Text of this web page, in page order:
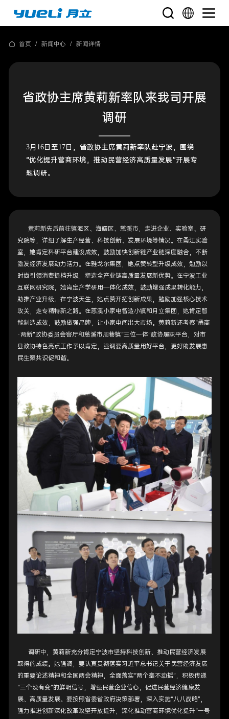
首页 / 新闻中心 / 新闻详情
省政协主席黄莉新率队来我司开展
调研
3月16日至17日，省政协主席黄莉新率队赴宁波，围绕
“优化提升营商环境，推动民营经济高质量发展”开展专
题调研。
黄莉新先后前往镇海区、海曙区、慈溪市，走进企业、实验室、研
究院等，详细了解生产经营、科技创新、发展环境等情况。在甬江实验
室，她肯定科研平台建设成效，鼓励加快创新链产业链深度融合，不断
激发经济发展动力活力。在雅戈尔集团，她点赞转型升级成效，勉励以
时尚引领消费提档升级，塑造全产业链高质量发展新优势。在宁波工业
互联网研究院，她肯定产学研用一体化成效，鼓励增强成果转化能力，
助推产业升级。在宁波天生，她点赞开拓创新成果，勉励加强核心技术
攻关，走专精特新之路。在慈溪小家电智造小镇和月立集团，她肯定智
能制造成效，鼓励做强品牌，让小家电闯出大市场。黄莉新还考察“甬商
·两新”政协委员会客厅和慈溪市周巷镇“三位一体”政协履职平台，对市
县政协特色亮点工作予以肯定，强调要高质量用好平台，更好助发展惠
民生聚共识促和谐。
调研中，黄莉新充分肯定宁波市坚持科技创新、推动民营经济发展
取得的成绩。她强调，要认真贯彻落实习近平总书记关于民营经济发展
的重要论述精神和全国两会精神，全面落实“两个毫不动摇”，积极传递
“三个没有变”的鲜明信号，增强民营企业信心，促进民营经济健康发
展、高质量发展。要按照省委省政府决策部署，深入实施“八八战略”，
强力推进创新深化改革攻坚开放提升，深化推动营商环境优化提升“一号